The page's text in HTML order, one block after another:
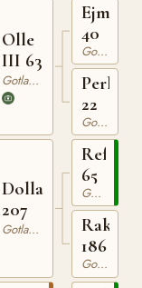
Olle
III 63
Gotlandsruss
Dolla
207
Gotlandsruss
Ejmund
40
Gotlandsruss
Perla
22
Gotlandsruss
Reform
65
Gotlandsruss
Rakel
186
Gotlandsruss